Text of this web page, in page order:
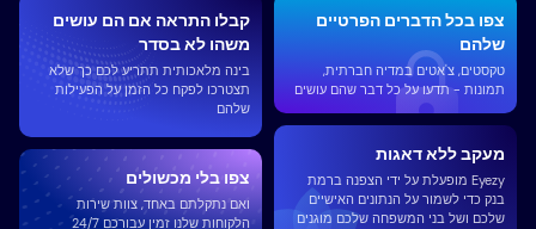
מעקב ללא דאגות
Eyezy מופעלת על ידי הצפנה ברמת
בנק כדי לשמור על הנתונים האישיים
שלכם ושל בני המשפחה שלכם מוגנים
צפו בכל הדברים הפרטיים
שלהם
טקסטים, צ'אטים במדיה חברתית,
תמונות - תדעו על כל דבר שהם עושים
קבלו התראה אם ​​הם עושים
משהו לא בסדר
בינה מלאכותית תתריע לכם כך שלא
תצטרכו לפקח כל הזמן על הפעילות
שלהם
צפו בלי מכשולים
ואם נתקלתם באחד, צוות שירות
הלקוחות שלנו זמין עבורכם 24/7